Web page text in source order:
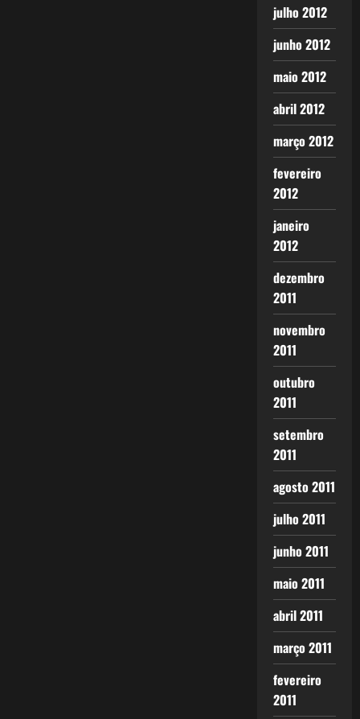
julho 2012
junho 2012
maio 2012
abril 2012
março 2012
fevereiro
2012
janeiro
2012
dezembro
2011
novembro
2011
outubro
2011
setembro
2011
agosto 2011
julho 2011
junho 2011
maio 2011
abril 2011
março 2011
fevereiro
2011